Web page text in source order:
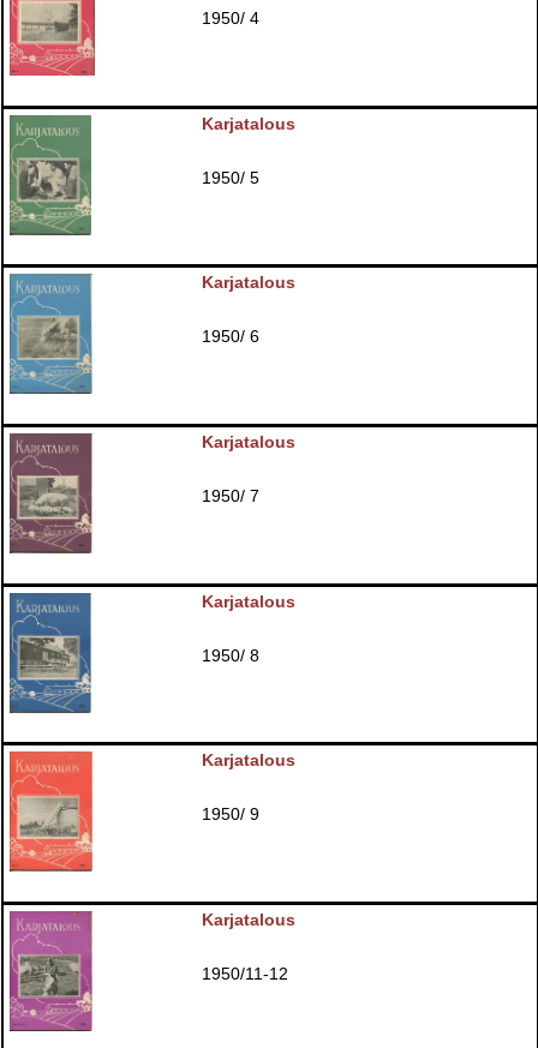
1950/ 4
Karjatalous
1950/ 5
Karjatalous
1950/ 6
Karjatalous
1950/ 7
Karjatalous
1950/ 8
Karjatalous
1950/ 9
Karjatalous
1950/11-12